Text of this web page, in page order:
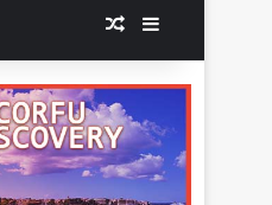
Random Article